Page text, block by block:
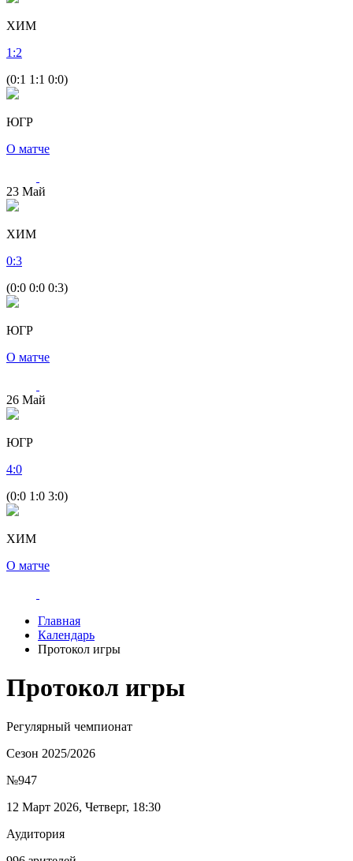
ХИМ
1 :2
(0:1 1:1 0:0)
ЮГР
О матче
23 Май
ХИМ
0:3
(0:0 0:0 0:3)
ЮГР
О матче
26 Май
ЮГР
4:0
(0:0 1:0 3:0)
ХИМ
О матче
Главная
Календарь
Протокол игры
Протокол игры
Регулярный чемпионат
Сезон 2025/2026
№947
12 Март 2026, Четверг, 18:30
Аудитория